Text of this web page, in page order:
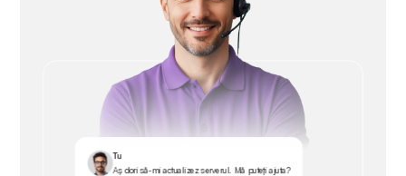
Tu
Aș dori să-mi actualizez serverul. Mă puteți ajuta?